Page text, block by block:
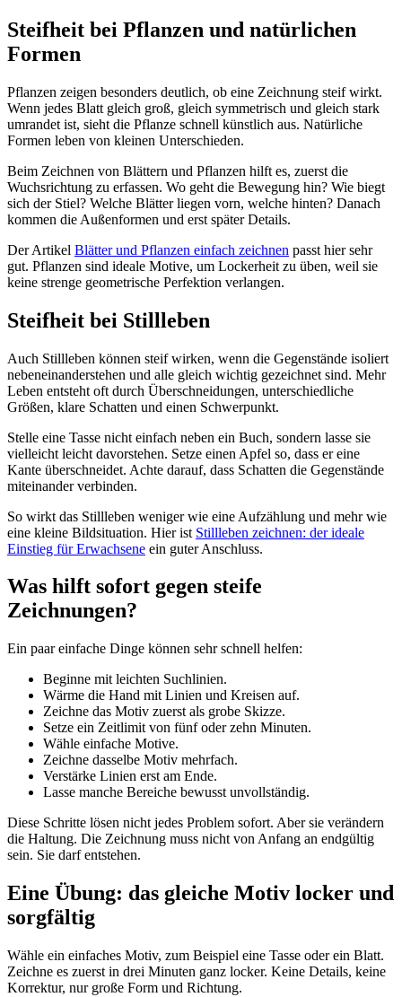
Steifheit bei Pflanzen und natürlichen
Formen
Pflanzen zeigen besonders deutlich, ob eine Zeichnung steif wirkt.
Wenn jedes Blatt gleich groß, gleich symmetrisch und gleich stark
umrandet ist, sieht die Pflanze schnell künstlich aus. Natürliche
Formen leben von kleinen Unterschieden.
Beim Zeichnen von Blättern und Pflanzen hilft es, zuerst die
Wuchsrichtung zu erfassen. Wo geht die Bewegung hin? Wie biegt
sich der Stiel? Welche Blätter liegen vorn, welche hinten? Danach
kommen die Außenformen und erst später Details.
Der Artikel Blätter und Pflanzen einfach zeichnen passt hier sehr
gut. Pflanzen sind ideale Motive, um Lockerheit zu üben, weil sie
keine strenge geometrische Perfektion verlangen.
Steifheit bei Stillleben
Auch Stillleben können steif wirken, wenn die Gegenstände isoliert
nebeneinanderstehen und alle gleich wichtig gezeichnet sind. Mehr
Leben entsteht oft durch Überschneidungen, unterschiedliche
Größen, klare Schatten und einen Schwerpunkt.
Stelle eine Tasse nicht einfach neben ein Buch, sondern lasse sie
vielleicht leicht davorstehen. Setze einen Apfel so, dass er eine
Kante überschneidet. Achte darauf, dass Schatten die Gegenstände
miteinander verbinden.
So wirkt das Stillleben weniger wie eine Aufzählung und mehr wie
eine kleine Bildsituation. Hier ist Stillleben zeichnen: der ideale
Einstieg für Erwachsene ein guter Anschluss.
Was hilft sofort gegen steife
Zeichnungen?
Ein paar einfache Dinge können sehr schnell helfen:
Beginne mit leichten Suchlinien.
Wärme die Hand mit Linien und Kreisen auf.
Zeichne das Motiv zuerst als grobe Skizze.
Setze ein Zeitlimit von fünf oder zehn Minuten.
Wähle einfache Motive.
Zeichne dasselbe Motiv mehrfach.
Verstärke Linien erst am Ende.
Lasse manche Bereiche bewusst unvollständig.
Diese Schritte lösen nicht jedes Problem sofort. Aber sie verändern
die Haltung. Die Zeichnung muss nicht von Anfang an endgültig
sein. Sie darf entstehen.
Eine Übung: das gleiche Motiv locker und
sorgfältig
Wähle ein einfaches Motiv, zum Beispiel eine Tasse oder ein Blatt.
Zeichne es zuerst in drei Minuten ganz locker. Keine Details, keine
Korrektur, nur große Form und Richtung.